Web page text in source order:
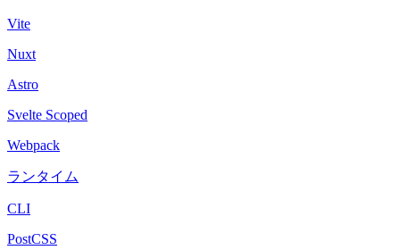
Vite
Nuxt
Astro
Svelte Scoped
Webpack
ランタイム
CLI
PostCSS